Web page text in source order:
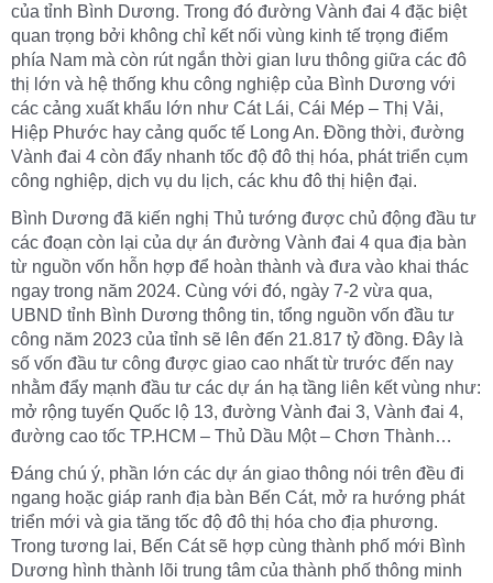
của tỉnh Bình Dương. Trong đó đường Vành đai 4 đặc biệt
quan trọng bởi không chỉ kết nối vùng kinh tế trọng điểm
phía Nam mà còn rút ngắn thời gian lưu thông giữa các đô
thị lớn và hệ thống khu công nghiệp của Bình Dương với
các cảng xuất khẩu lớn như Cát Lái, Cái Mép – Thị Vải,
Hiệp Phước hay cảng quốc tế Long An. Đồng thời, đường
Vành đai 4 còn đẩy nhanh tốc độ đô thị hóa, phát triển cụm
công nghiệp, dịch vụ du lịch, các khu đô thị hiện đại.
Bình Dương đã kiến nghị Thủ tướng được chủ động đầu tư
các đoạn còn lại của dự án đường Vành đai 4 qua địa bàn
từ nguồn vốn hỗn hợp để hoàn thành và đưa vào khai thác
ngay trong năm 2024. Cùng với đó, ngày 7-2 vừa qua,
UBND tỉnh Bình Dương thông tin, tổng nguồn vốn đầu tư
công năm 2023 của tỉnh sẽ lên đến 21.817 tỷ đồng. Đây là
số vốn đầu tư công được giao cao nhất từ trước đến nay
nhằm đẩy mạnh đầu tư các dự án hạ tầng liên kết vùng như:
mở rộng tuyến Quốc lộ 13, đường Vành đai 3, Vành đai 4,
đường cao tốc TP.HCM – Thủ Dầu Một – Chơn Thành…
Đáng chú ý, phần lớn các dự án giao thông nói trên đều đi
ngang hoặc giáp ranh địa bàn Bến Cát, mở ra hướng phát
triển mới và gia tăng tốc độ đô thị hóa cho địa phương.
Trong tương lai, Bến Cát sẽ hợp cùng thành phố mới Bình
Dương hình thành lõi trung tâm của thành phố thông minh